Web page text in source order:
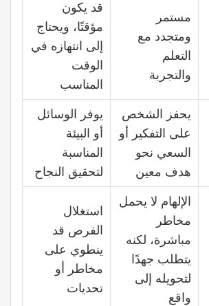
مستمر
ومتجدد مع
التعلم
والتجربة
قد يكون
مؤقتًا، ويحتاج
إلى انتهازه في
الوقت
المناسب
يحفز الشخص
على التفكير أو
السعي نحو
هدف معين
يوفر الوسائل
أو البيئة
المناسبة
لتحقيق النجاح
الإلهام لا يحمل
مخاطر
مباشرة، لكنه
يتطلب جهدًا
لتحويله إلى
واقع
استغلال
الفرص قد
ينطوي على
مخاطر أو
تحديات